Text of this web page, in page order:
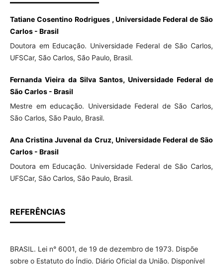
Tatiane Cosentino Rodrigues , Universidade Federal de São
Carlos - Brasil
Doutora em Educação. Universidade Federal de São Carlos,
UFSCar, São Carlos, São Paulo, Brasil.
Fernanda Vieira da Silva Santos, Universidade Federal de
São Carlos - Brasil
Mestre em educação. Universidade Federal de São Carlos,
São Carlos, São Paulo, Brasil.
Ana Cristina Juvenal da Cruz, Universidade Federal de São
Carlos - Brasil
Doutora em Educação. Universidade Federal de São Carlos,
UFSCar, São Carlos, São Paulo, Brasil.
REFERÊNCIAS
BRASIL. Lei n° 6001, de 19 de dezembro de 1973. Dispõe
sobre o Estatuto do Índio. Diário Oficial da União. Disponível